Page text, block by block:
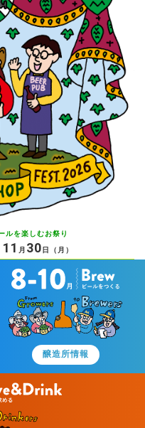
ルを楽しむお祭り
11 月 30 日 （月）
醸造所情報